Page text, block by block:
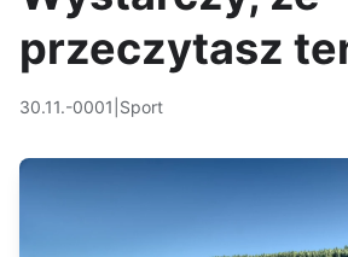
przeczytasz
30.11.-0001 Sport